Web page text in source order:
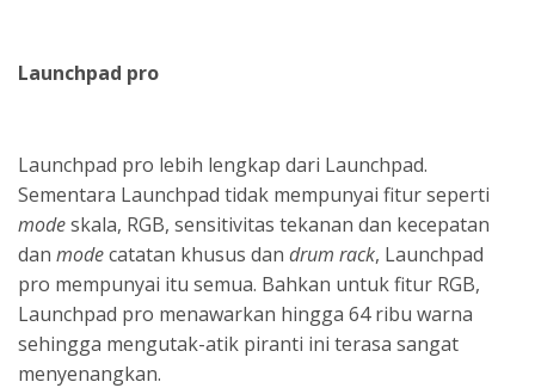
Launchpad pro
Launchpad pro lebih lengkap dari Launchpad.
Sementara Launchpad tidak mempunyai fitur seperti
modeskala, RGB, sensitivitas tekanan dan kecepatan
dan modecatatan khusus dan drum rack, Launchpad
pro mempunyai itu semua. Bahkan untuk fitur RGB,
Launchpad pro menawarkan hingga 64 ribu warna
sehingga mengutak-atik piranti ini terasa sangat
menyenangkan.